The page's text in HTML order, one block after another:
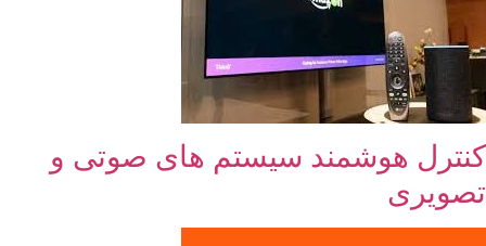
کنترل هوشمند سیستم های صوتی و
تصویری